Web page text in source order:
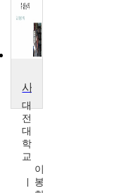
대
전
대
학
교
이
봉